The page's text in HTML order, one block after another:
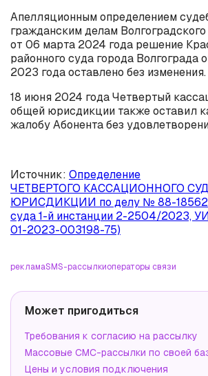
Апелляционным определением
гражданским делам
от 06 марта 2024 года решение
районного суда города Волгограда
2023 года оставлено без изменения.
18 июня 2024 года Четвертый
общей юрисдикции также оставил
жалобу Абонента без
Источник: Определение
ЧЕТВЕРТОГО КАССАЦИОННОГО
ЮРИСДИКЦИИ по делу № 88-
суда 1-й инстанции 2-2504/2023,
01-2023-003198-75)
рекламаSMS-рассылкиоператоры связи
Может пригодиться
Требования к согласию на рассылку
Массовые СМС-рассылки по своей
Цены и условия подключения